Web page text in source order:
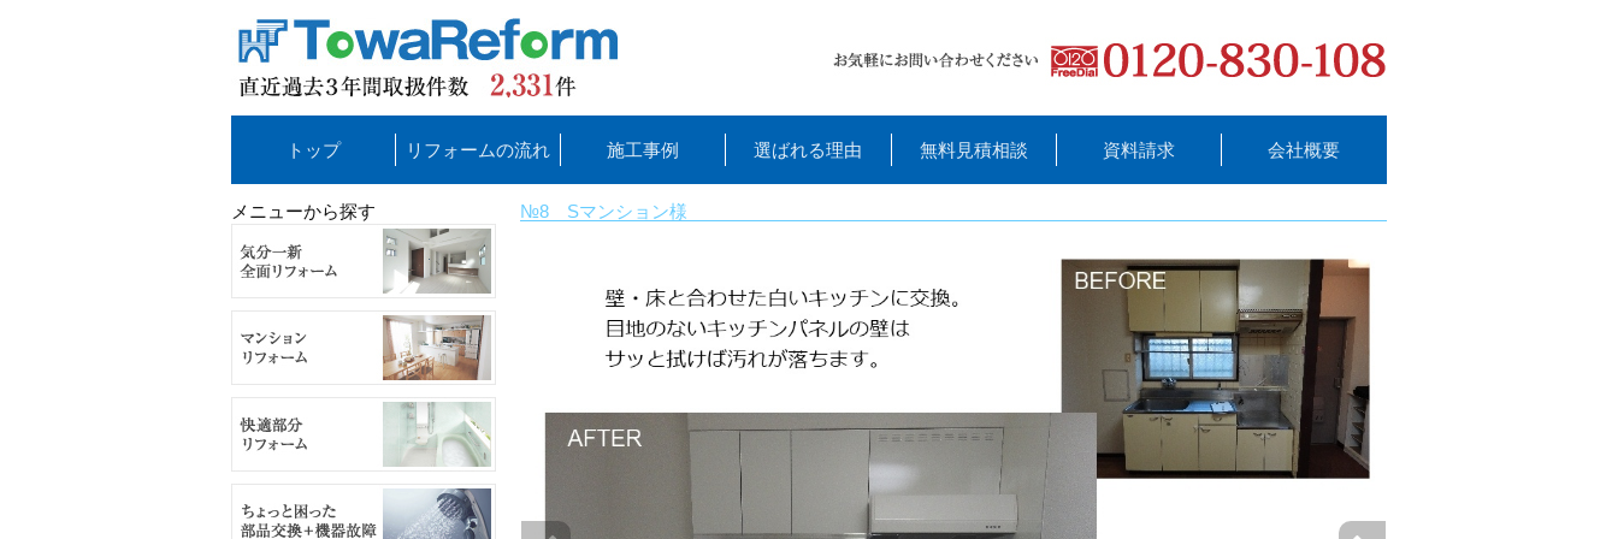
トップ リフォームの流れ 施工事例 選ばれる理由 無料見積相談 資料請求 会社概要
メニューから探す №8 Sマンション様